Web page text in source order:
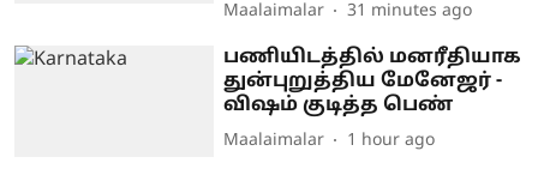
Maalaimalar 31 minutes ago
பணியிடத்தில் மனரீதியாக
துன்புறுத்திய மேனேஜர் -
விஷம் குடித்த பெண்
Maalaimalar 1 hour ago